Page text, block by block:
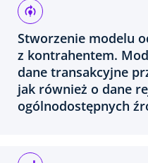
Stworzenie modelu
z kontrahentem.
dane transakcyjne
jak również o dane
ogólnodostępnych